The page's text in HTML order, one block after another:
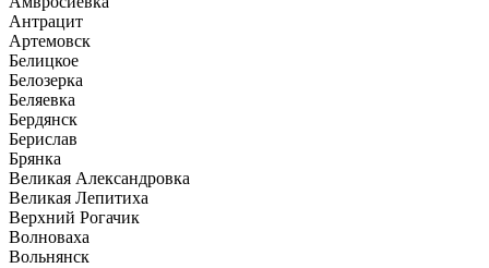
Антрацит
Артемовск
Белицкое
Белозерка
Беляевка
Бердянск
Берислав
Брянка
Великая Александровка
Великая Лепитиха
Верхний Рогачик
Волноваха
Вольнянск